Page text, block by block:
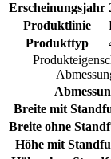
Erscheinungsjahr
Produktlinie
Produkttyp
Breite mit
Breite ohne
Höhe mit